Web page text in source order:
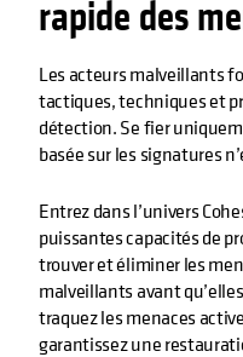
rapide des
Les acteurs malveillants
tactiques, techniques et
détection. Se fier
basée sur les signatures
Entrez dans l’univers
puissantes capacités de
trouver et éliminer les
malveillants avant
traquez les menaces
garantissez une